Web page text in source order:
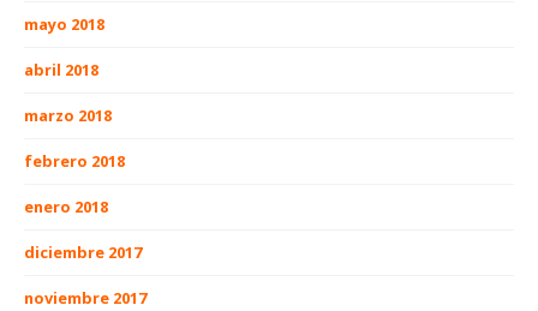
mayo 2018
abril 2018
marzo 2018
febrero 2018
enero 2018
diciembre 2017
noviembre 2017